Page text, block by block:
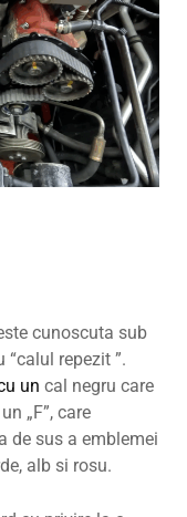
cunoscuta sub
“calul repezit ”.
un cal negru care
„F”, care
de sus a emblemei
alb si rosu.